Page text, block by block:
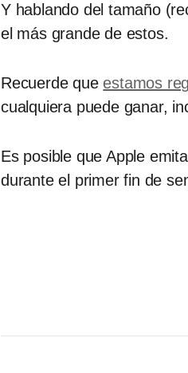
Y hablando del tamaño
el más grande de estos.
Recuerde que estamos
cualquiera puede ganar,
Es posible que Apple
durante el primer fin de